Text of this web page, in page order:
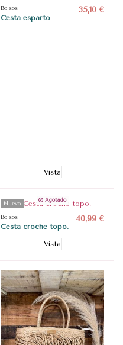
Bolsos
Cesta esparto
35,10 €
Vista
Nuevo Agotado
Bolsos
Cesta croche topo.
40,99 €
Vista